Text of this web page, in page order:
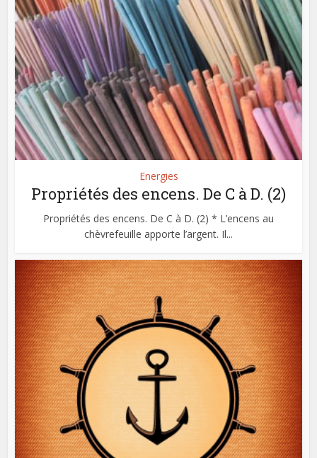
Energies
Propriétés des encens. De C à D. (2)
Propriétés des encens. De C à D. (2) * L’encens au
chèvrefeuille apporte l’argent. Il...